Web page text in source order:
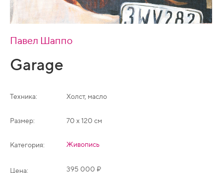
Павел Шаппо
Garage
Техника: Холст, масло
Размер: 70 х 120 см
Категория: Живопись
Цена: 395 000 ₽